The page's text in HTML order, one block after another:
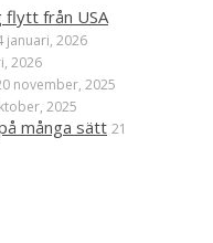
flytt från USA
januari, 2026
2026
november, 2025
2025
många sätt 21